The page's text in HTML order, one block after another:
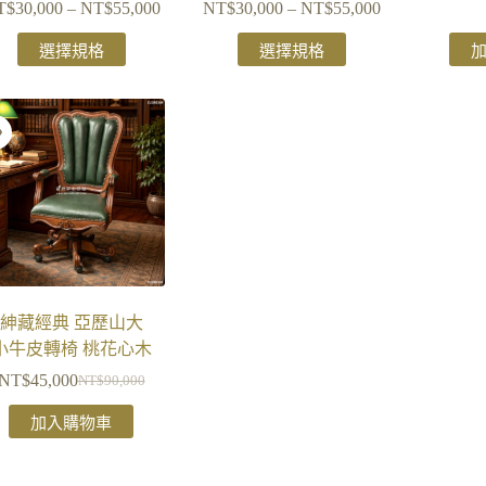
30,000 – NT$55,000
選擇規格
NT$30,000 – NT$55,000
選擇規格
紳藏經典 亞歷山大
牛皮轉椅 桃花心木
NT$90,000
45,000
加入購物車